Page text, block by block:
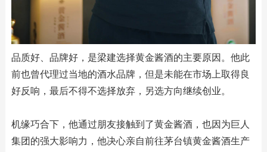
品质好、品牌好，是梁建选择黄金酱酒的主要原因。他此
前也曾代理过当地的酒水品牌，但是未能在市场上取得良
好反响，最后不得不选择放弃，另选方向继续创业。
机缘巧合下，他通过朋友接触到了黄金酱酒，也因为巨人
集团的强大影响力，他决心亲自前往茅台镇黄金酱酒生产